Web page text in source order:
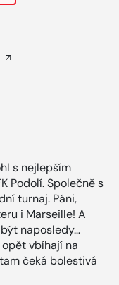
s nejlepším
Podolí. Společně s
turnaj. Páni,
i Marseille! A
naposledy…
vbíhají na
čeká bolestivá